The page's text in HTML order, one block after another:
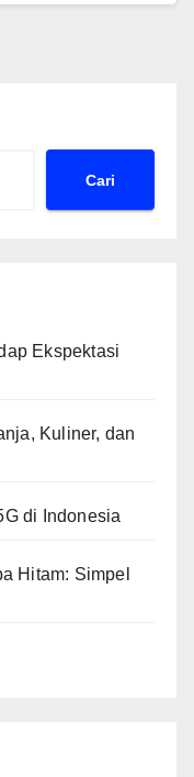
Cari
Ekspektasi
Kuliner, dan
di Indonesia
Hitam: Simpel